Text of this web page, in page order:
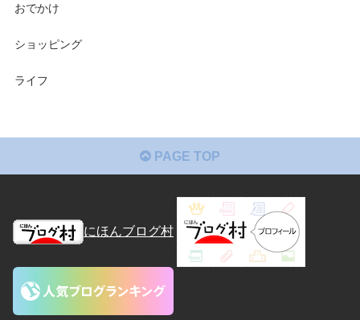
おでかけ
ショッピング
ライフ
PAGE TOP
にほんブログ村